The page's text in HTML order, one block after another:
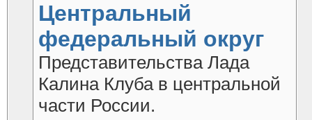
Центральный
федеральный округ
Представительства Лада
Калина Клуба в центральной
части России.